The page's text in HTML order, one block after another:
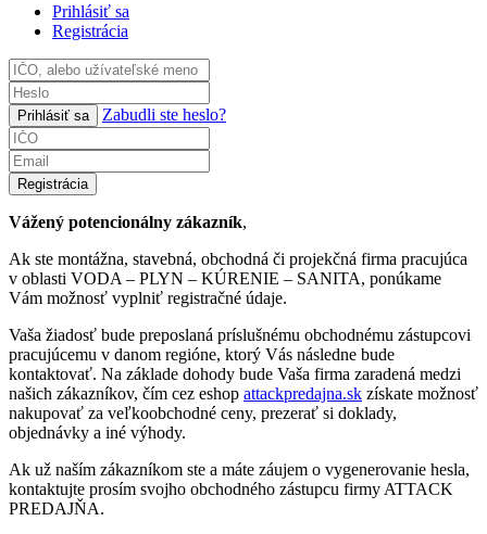
Prihlásiť sa
Registrácia
Prihlásiť sa Zabudli ste heslo?
Registrácia
Vážený potencionálny zákazník,
Ak ste montážna, stavebná, obchodná či projekčná firma pracujúca
v oblasti VODA – PLYN – KÚRENIE – SANITA, ponúkame
Vám možnosť vyplniť registračné údaje.
Vaša žiadosť bude preposlaná príslušnému obchodnému zástupcovi
pracujúcemu v danom regióne, ktorý Vás následne bude
kontaktovať. Na základe dohody bude Vaša firma zaradená medzi
našich zákazníkov, čím cez eshop attackpredajna.sk získate možnosť
nakupovať za veľkoobchodné ceny, prezerať si doklady,
objednávky a iné výhody.
Ak už naším zákazníkom ste a máte záujem o vygenerovanie hesla,
kontaktujte prosím svojho obchodného zástupcu firmy ATTACK
PREDAJŇA.